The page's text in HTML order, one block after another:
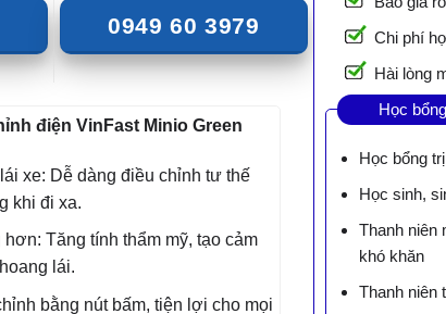
0949 60 3979
điện VinFast Minio Green
xe: Dễ dàng điều chỉnh tư thế
khi đi xa.
hơn: Tăng tính thẩm mỹ, tạo cảm
lái.
bằng nút bấm, tiện lợi cho mọi
Chi phí
Hài lòng
Học
Học bổng
Học sinh,
Thanh niên
khó khăn
Thanh niên